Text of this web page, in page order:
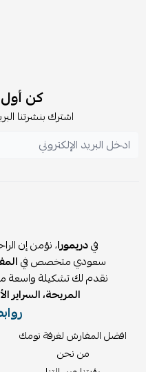
نعم، وفق سياسة المتجر خلال
كن
اشترك بنشرتنا
فيدريمورا، نؤمن إن
سعودي متخصص في
نقدم لك تشكيلة واسعة
المريحة، السراير
افضل المفارش لغرفة نومك
من نحن